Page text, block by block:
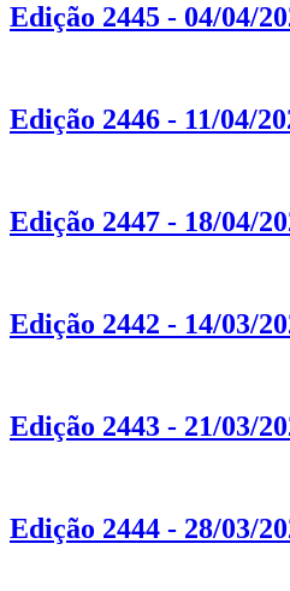
Edição 2445 - 04/04/
Edição 2446 - 11/04/
Edição 2447 - 18/04/
Edição 2442 - 14/03/
Edição 2443 - 21/03/
Edição 2444 - 28/03/